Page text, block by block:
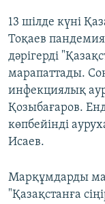
13 шілде күні
Тоқаев
дәрігерді
марапаттады.
инфекциялық
Қозыбағаров.
көпбейінді
Исаев.
Марқұмдарды
"Қазақстанға